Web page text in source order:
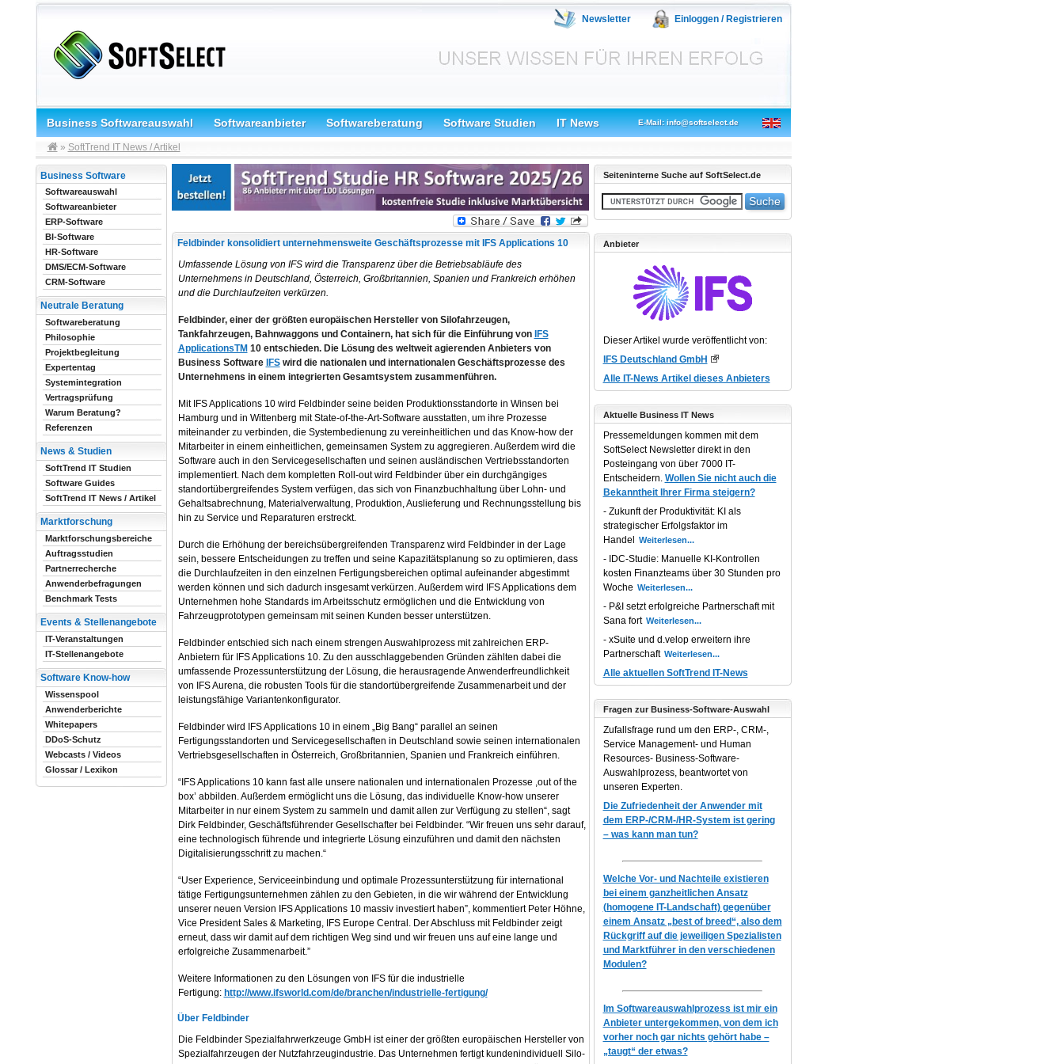
Newsletter Einloggen / Registrieren
Business Softwareauswahl Softwareanbieter Softwareberatung Software Studien IT News E-Mail: info@softselect.de
» SoftTrend IT News / Artikel
Feldbinder konsolidiert unternehmensweite Geschäftsprozesse mit IFS Applications 10
Umfassende Lösung von IFS wird die Transparenz über die Betriebsabläufe des
Unternehmens in Deutschland, Österreich, Großbritannien, Spanien und Frankreich erhöhen
und die Durchlaufzeiten verkürzen.
Feldbinder, einer der größten europäischen Hersteller von Silofahrzeugen,
Tankfahrzeugen, Bahnwaggons und Containern, hat sich für die Einführung von IFS
ApplicationsTM10 entschieden. Die Lösung des weltweit agierenden Anbieters von
Business Software IFSwird die nationalen und internationalen Geschäftsprozesse des
Unternehmens in einem integrierten Gesamtsystem zusammenführen.
Mit IFS Applications 10 wird Feldbinder seine beiden Produktionsstandorte in Winsen bei
Hamburg und in Wittenberg mit State-of-the-Art-Software ausstatten, um ihre Prozesse
miteinander zu verbinden, die Systembedienung zu vereinheitlichen und das Know-how der
Mitarbeiter in einem einheitlichen, gemeinsamen System zu aggregieren. Außerdem wird die
Software auch in den Servicegesellschaften und seinen ausländischen Vertriebsstandorten
implementiert. Nach dem kompletten Roll-out wird Feldbinder über ein durchgängiges
standortübergreifendes System verfügen, das sich von Finanzbuchhaltung über Lohn- und
Gehaltsabrechnung, Materialverwaltung, Produktion, Auslieferung und Rechnungsstellung bis
hin zu Service und Reparaturen erstreckt.
Durch die Erhöhung der bereichsübergreifenden Transparenz wird Feldbinder in der Lage
sein, bessere Entscheidungen zu treffen und seine Kapazitätsplanung so zu optimieren, dass
die Durchlaufzeiten in den einzelnen Fertigungsbereichen optimal aufeinander abgestimmt
werden können und sich dadurch insgesamt verkürzen. Außerdem wird IFS Applications dem
Unternehmen hohe Standards im Arbeitsschutz ermöglichen und die Entwicklung von
Fahrzeugprototypen gemeinsam mit seinen Kunden besser unterstützen.
Feldbinder entschied sich nach einem strengen Auswahlprozess mit zahlreichen ERP-
Anbietern für IFS Applications 10. Zu den ausschlaggebenden Gründen zählten dabei die
umfassende Prozessunterstützung der Lösung, die herausragende Anwenderfreundlichkeit
von IFS Aurena, die robusten Tools für die standortübergreifende Zusammenarbeit und der
leistungsfähige Variantenkonfigurator.
Feldbinder wird IFS Applications 10 in einem „Big Bang“ parallel an seinen
Fertigungsstandorten und Servicegesellschaften in Deutschland sowie seinen internationalen
Vertriebsgesellschaften in Österreich, Großbritannien, Spanien und Frankreich einführen.
“IFS Applications 10 kann fast alle unsere nationalen und internationalen Prozesse ,out of the
box’ abbilden. Außerdem ermöglicht uns die Lösung, das individuelle Know-how unserer
Mitarbeiter in nur einem System zu sammeln und damit allen zur Verfügung zu stellen“, sagt
Dirk Feldbinder, Geschäftsführender Gesellschafter bei Feldbinder. “Wir freuen uns sehr darauf,
eine technologisch führende und integrierte Lösung einzuführen und damit den nächsten
Digitalisierungsschritt zu machen.“
“User Experience, Serviceeinbindung und optimale Prozessunterstützung für international
tätige Fertigungsunternehmen zählen zu den Gebieten, in die wir während der Entwicklung
unserer neuen Version IFS Applications 10 massiv investiert haben”, kommentiert Peter Höhne,
Vice President Sales & Marketing, IFS Europe Central. Der Abschluss mit Feldbinder zeigt
erneut, dass wir damit auf dem richtigen Weg sind und wir freuen uns auf eine lange und
erfolgreiche Zusammenarbeit.”
Weitere Informationen zu den Lösungen von IFS für die industrielle
Fertigung: http://www.ifsworld.com/de/branchen/industrielle-fertigung/
Über Feldbinder
Die Feldbinder Spezialfahrwerkzeuge GmbH ist einer der größten europäischen Hersteller von
Spezialfahrzeugen der Nutzfahrzeugindustrie. Das Unternehmen fertigt kundenindividuell Silo-
Business Software
Softwareauswahl
Softwareanbieter
ERP-Software
BI-Software
HR-Software
DMS/ECM-Software
CRM-Software
Neutrale Beratung
Softwareberatung
Philosophie
Projektbegleitung
Expertentag
Systemintegration
Vertragsprüfung
Warum Beratung?
Referenzen
News & Studien
SoftTrend IT Studien
Software Guides
SoftTrend IT News / Artikel
Marktforschung
Marktforschungsbereiche
Auftragsstudien
Partnerrecherche
Anwenderbefragungen
Benchmark Tests
Events & Stellenangebote
IT-Veranstaltungen
IT-Stellenangebote
Software Know-how
Wissenspool
Anwenderberichte
Whitepapers
DDoS-Schutz
Webcasts / Videos
Glossar / Lexikon
Seiteninterne Suche auf SoftSelect.de
Anbieter
Dieser Artikel wurde veröffentlicht von:
IFS Deutschland GmbH
Alle IT-News Artikel dieses Anbieters
Aktuelle Business IT News
Pressemeldungen kommen mit dem
SoftSelect Newsletter direkt in den
Posteingang von über 7000 IT-
Entscheidern. Wollen Sie nicht auch die
Bekanntheit Ihrer Firma steigern?
Zukunft der Produktivität: KI als
strategischer Erfolgsfaktor im
Handel
IDC-Studie: Manuelle KI-Kontrollen
kosten Finanzteams über 30 Stunden pro
Woche
P&I setzt erfolgreiche Partnerschaft mit
Sana fort
xSuite und d.velop erweitern ihre
Partnerschaft
Alle aktuellen SoftTrend IT-News
Fragen zur Business-Software-Auswahl
Zufallsfrage rund um den ERP-, CRM-,
Service Management- und Human
Resources- Business-Software-
Auswahlprozess, beantwortet von
unseren Experten.
Die Zufriedenheit der Anwender mit
dem ERP-/CRM-/HR-System ist gering
– was kann man tun?
Welche Vor- und Nachteile existieren
bei einem ganzheitlichen Ansatz
(homogene IT-Landschaft) gegenüber
einem Ansatz „best of breed“, also dem
Rückgriff auf die jeweiligen Spezialisten
und Marktführer in den verschiedenen
Modulen?
Im Softwareauswahlprozess ist mir ein
Anbieter untergekommen, von dem ich
vorher noch gar nichts gehört habe –
„taugt“ der etwas?